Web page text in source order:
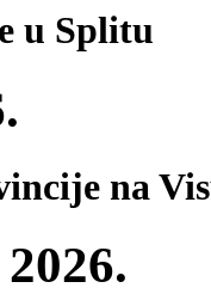
u Splitu
na